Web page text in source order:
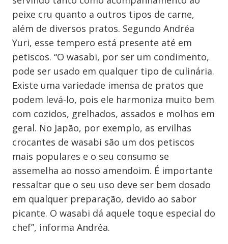
peixe cru quanto a outros tipos de carne,
além de diversos pratos. Segundo Andréa
Yuri, esse tempero está presente até em
petiscos. “O wasabi, por ser um condimento,
pode ser usado em qualquer tipo de culinária.
Existe uma variedade imensa de pratos que
podem levá-lo, pois ele harmoniza muito bem
com cozidos, grelhados, assados e molhos em
geral. No Japão, por exemplo, as ervilhas
crocantes de wasabi são um dos petiscos
mais populares e o seu consumo se
assemelha ao nosso amendoim. É importante
ressaltar que o seu uso deve ser bem dosado
em qualquer preparação, devido ao sabor
picante. O wasabi dá aquele toque especial do
chef”, informa Andréa.